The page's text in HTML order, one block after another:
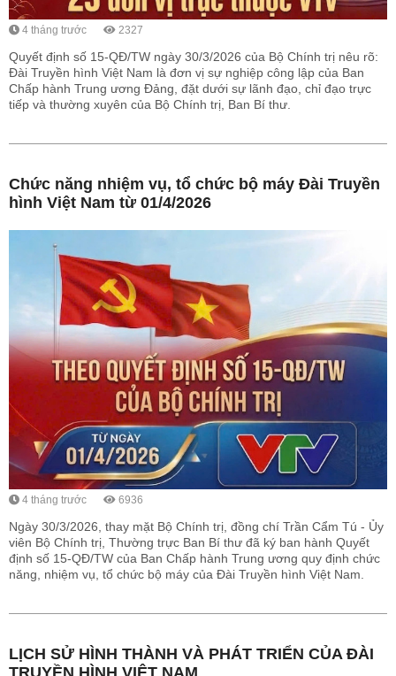
4 tháng trước 2327
Quyết định số 15-QĐ/TW ngày 30/3/2026 của Bộ Chính trị nêu rõ:
Đài Truyền hình Việt Nam là đơn vị sự nghiệp công lập của Ban
Chấp hành Trung ương Đảng, đặt dưới sự lãnh đạo, chỉ đạo trực
tiếp và thường xuyên của Bộ Chính trị, Ban Bí thư.
Chức năng nhiệm vụ, tổ chức bộ máy Đài Truyền
hình Việt Nam từ 01/4/2026
4 tháng trước 6936
Ngày 30/3/2026, thay mặt Bộ Chính trị, đồng chí Trần Cẩm Tú - Ủy
viên Bộ Chính trị, Thường trực Ban Bí thư đã ký ban hành Quyết
định số 15-QĐ/TW của Ban Chấp hành Trung ương quy định chức
năng, nhiệm vụ, tổ chức bộ máy của Đài Truyền hình Việt Nam.
LỊCH SỬ HÌNH THÀNH VÀ PHÁT TRIỂN CỦA ĐÀI
TRUYỀN HÌNH VIỆT NAM